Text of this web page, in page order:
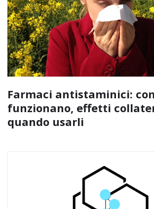
Farmaci antistaminici:
funzionano, effetti
quando usarli